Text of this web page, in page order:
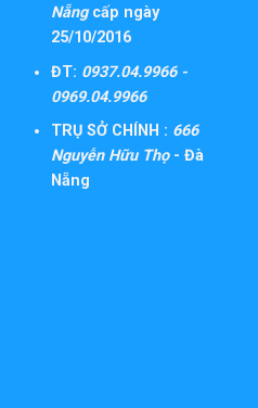
Nẵngcấp ngày
25/10/2016
ĐT: 0937.04.9966 -
0969.04.9966
TRỤ SỞ CHÍNH : 666
Nguyễn Hữu Thọ- Đà
Nẵng